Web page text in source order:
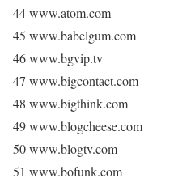
44 www.atom.com
45 www.babelgum.com
46 www.bgvip.tv
47 www.bigcontact.com
48 www.bigthink.com
49 www.blogcheese.com
50 www.blogtv.com
51 www.bofunk.com